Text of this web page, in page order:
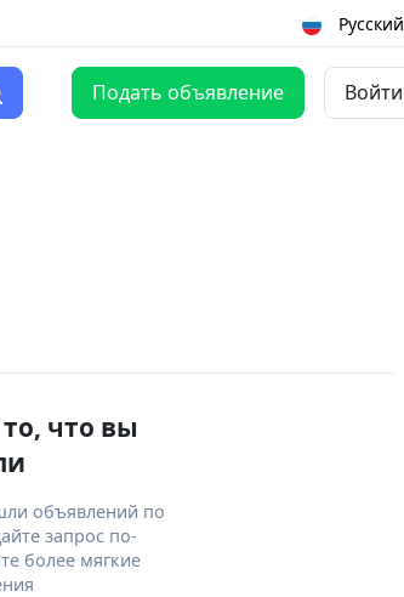
Русский
Подать объявление Войти
что вы
объявлений по
запрос по-
более мягкие